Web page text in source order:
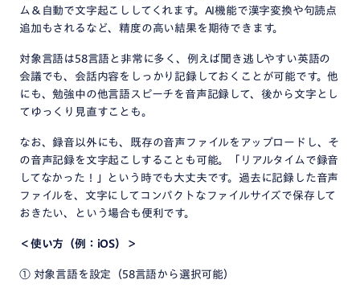
ム＆自動で文字起こししてくれます。AI機能で漢字変換や句読点
追加もされるなど、精度の高い結果を期待できます。
対象言語は58言語と非常に多く、例えば聞き逃しやすい英語の
会議でも、会話内容をしっかり記録しておくことが可能です。他
にも、勉強中の他言語スピーチを音声記録して、後から文字とし
てゆっくり見直すことも。
なお、録音以外にも、既存の音声ファイルをアップロードし、そ
の音声記録を文字起こしすることも可能。「リアルタイムで録音
してなかった！」という時でも大丈夫です。過去に記録した音声
ファイルを、文字にしてコンパクトなファイルサイズで保存して
おきたい、という場合も便利です。
＜使い方（例：iOS）＞
① 対象言語を設定（58言語から選択可能）